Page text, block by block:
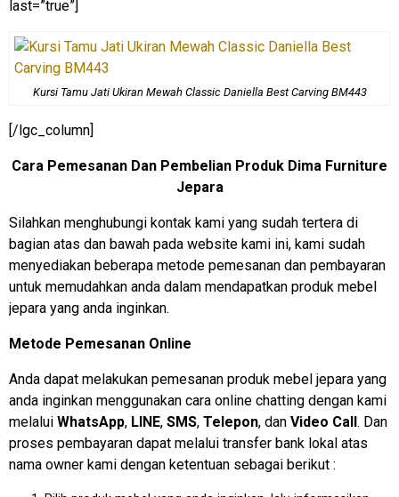
last=”true”]
Kursi Tamu Jati Ukiran Mewah Classic Daniella Best Carving BM443
[/lgc_column]
Cara Pemesanan Dan Pembelian Produk Dima Furniture
Jepara
Silahkan menghubungi kontak kami yang sudah tertera di
bagian atas dan bawah pada website kami ini, kami sudah
menyediakan beberapa metode pemesanan dan pembayaran
untuk memudahkan anda dalam mendapatkan produk mebel
jepara yang anda inginkan.
Metode Pemesanan Online
Anda dapat melakukan pemesanan produk mebel jepara yang
anda inginkan menggunakan cara online chatting dengan kami
melalui WhatsApp, LINE, SMS, Telepon, dan Video Call. Dan
proses pembayaran dapat melalui transfer bank lokal atas
nama owner kami dengan ketentuan sebagai berikut :